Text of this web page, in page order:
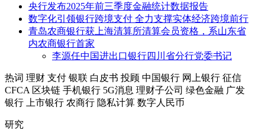
央行发布2025年前三季度金融统计数据报告
数字化引领银行跨境支付 全力支撑实体经济跨境前行
青岛农商银行获上海清算所清算会员资格，系山东省
内农商银行首家
李源任中国进出口银行四川省分行党委书记
热词 理财 支付 银联 白皮书 投顾 中国银行 网上银行 征信
CFCA 区块链 手机银行 5G消息 理财子公司 绿色金融 广发
银行
上市银行 农商行 隐私计算 数字人民币
研究